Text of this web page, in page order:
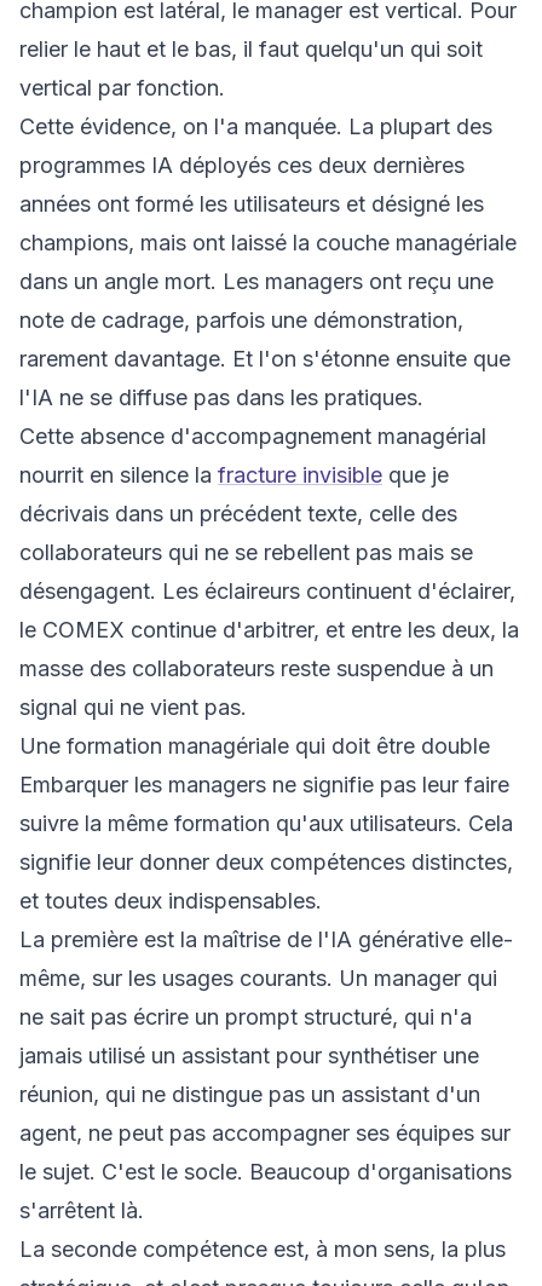
champion est latéral, le manager est vertical. Pour
relier le haut et le bas, il faut quelqu'un qui soit
vertical par fonction.
Cette évidence, on l'a manquée. La plupart des
programmes IA déployés ces deux dernières
années ont formé les utilisateurs et désigné les
champions, mais ont laissé la couche managériale
dans un angle mort. Les managers ont reçu une
note de cadrage, parfois une démonstration,
rarement davantage. Et l'on s'étonne ensuite que
l'IA ne se diffuse pas dans les pratiques.
Cette absence d'accompagnement managérial
nourrit en silence la fracture invisible que je
décrivais dans un précédent texte, celle des
collaborateurs qui ne se rebellent pas mais se
désengagent. Les éclaireurs continuent d'éclairer,
le COMEX continue d'arbitrer, et entre les deux, la
masse des collaborateurs reste suspendue à un
signal qui ne vient pas.
Une formation managériale qui doit être double
Embarquer les managers ne signifie pas leur faire
suivre la même formation qu'aux utilisateurs. Cela
signifie leur donner deux compétences distinctes,
et toutes deux indispensables.
La première est la maîtrise de l'IA générative elle-
même, sur les usages courants. Un manager qui
ne sait pas écrire un prompt structuré, qui n'a
jamais utilisé un assistant pour synthétiser une
réunion, qui ne distingue pas un assistant d'un
agent, ne peut pas accompagner ses équipes sur
le sujet. C'est le socle. Beaucoup d'organisations
s'arrêtent là.
La seconde compétence est, à mon sens, la plus